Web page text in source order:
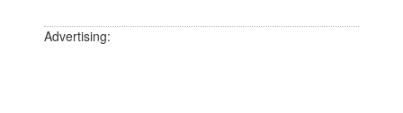
Advertising: